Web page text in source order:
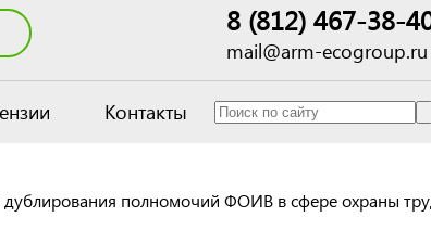
8 (812) 467-38-
mail@arm-ecogroup.ru
Контакты
полномочий ФОИВ в сфере охраны